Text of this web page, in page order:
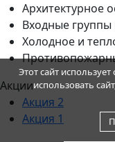
Архитектурное
Входные
Холодное и
Акции
Акция 2
Акция 1
Этот сайт
использовать